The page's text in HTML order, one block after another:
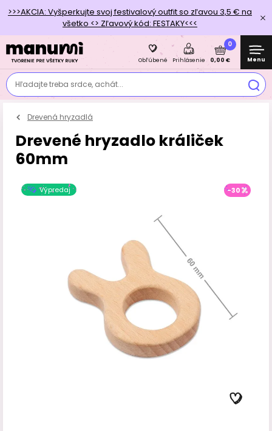
>>>AKCIA: Vyšperkujte svoj festivalový outfit so zľavou 3,5 € na
všetko <> Zľavový kód: FESTAKY<<<
Hľadajte treba srdce, achát...
Obľúbené Prihlásenie
0
0,00 € Menu
Drevená hryzadlá
Drevené hryzadlo králiček
60mm
Výpredaj -30